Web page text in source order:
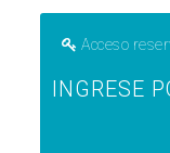
Acceso
INGRESE